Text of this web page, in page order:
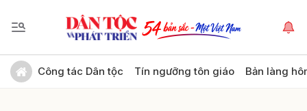
Công tác Dân tộc Tín ngưỡng tôn giáo Bản làng
Gửi bình luận